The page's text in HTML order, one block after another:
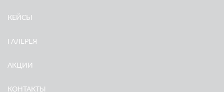
КЕЙСЫ
ГАЛЕРЕЯ
АКЦИИ
КОНТАКТЫ